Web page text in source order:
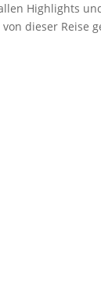
Highlights
dieser Reise